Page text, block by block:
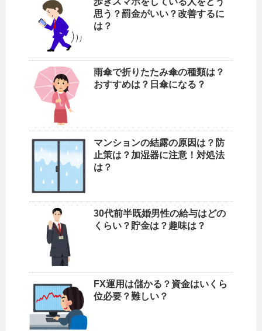
思う？罰金がいい？改善するに
は？
雨傘で折りたたみ傘の種類は？
おすすめは？日傘になる？
マンションの結露の原因は？防
止策は？加湿器に注意！対処法
は？
30代前半既婚男性の給与はどの
くらい？貯金は？趣味は？
FX運用は儲かる？資金はいくら
位必要？難しい？